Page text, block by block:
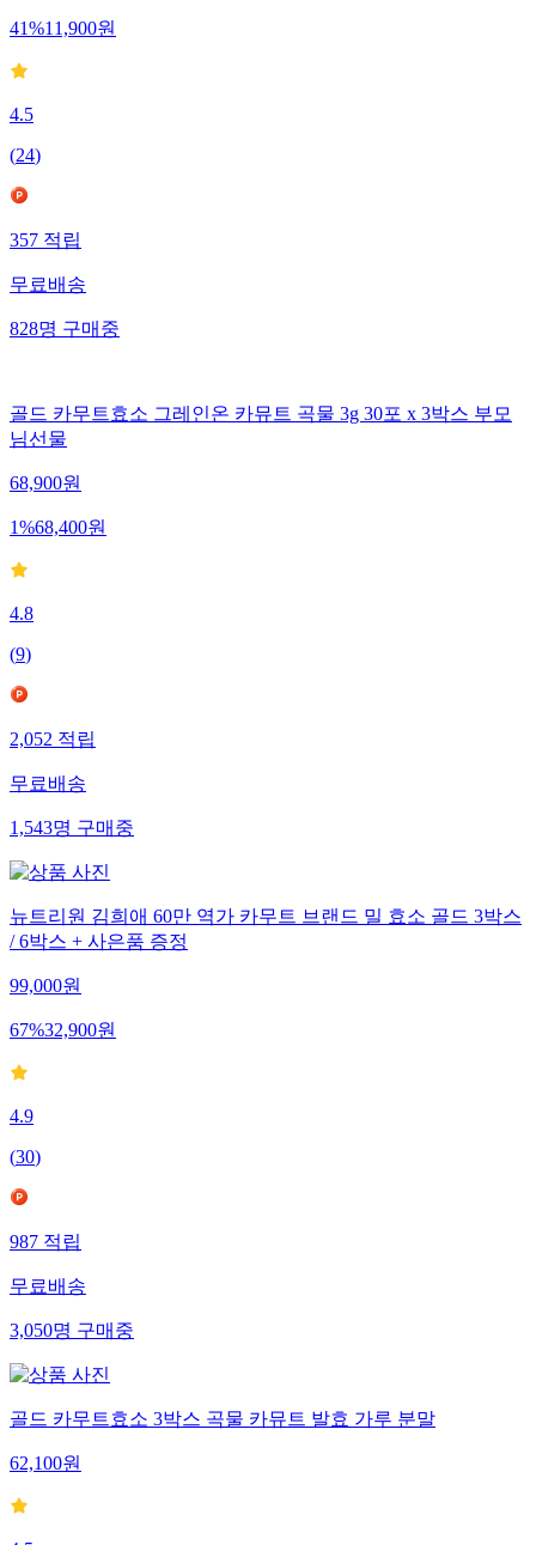
41%11,900원
4.5
(24)
357적립
무료배송
828명구매중
골드 카무트효소 그레인온 카뮤트 곡물 3g 30포 x 3박스 부모
님선물
68,900원
1%68,400원
4.8
(9)
2,052적립
무료배송
1,543명구매중
뉴트리원 김희애 60만 역가 카무트 브랜드 밀 효소 골드 3박스
/ 6박스 + 사은품 증정
99,000원
67%32,900원
4.9
(30)
987적립
무료배송
3,050명구매중
골드 카무트효소 3박스 곡물 카뮤트 발효 가루 분말
62,100원